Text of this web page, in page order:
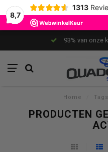
8,7
1313
93% van onze
Home Tags
PRODUCTEN